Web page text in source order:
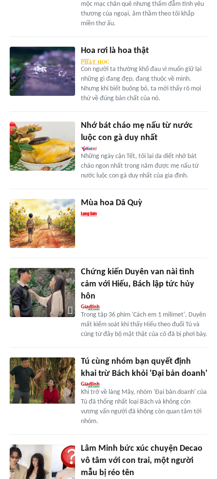
mộc mạc chân quê nhưng thấm đẫm tình yêu
thương của ngoại, âm thầm theo tôi khắp
miền thơ ấu.
Hoa rơi là hoa thật
Con người ta thường khổ đau vì muốn giữ lại
những gì đang đẹp, đang thuộc về mình.
Nhưng khi biết buông bỏ, ta mới thấy rõ mọi
thứ về đúng bản chất của nó.
Nhớ bát cháo mẹ nấu từ nước
luộc con gà duy nhất
Những ngày cận Tết, tôi lại da diết nhớ bát
cháo ngon nhất trong năm được mẹ nấu từ
nước luộc con gà duy nhất của gia đình.
Mùa hoa Dã Quỳ
Chứng kiến Duyên van nài tình
cảm với Hiếu, Bách lập tức hủy
hôn
Trong tập 36 phim 'Cách em 1 milimet', Duyên
mất kiểm soát khi thấy Hiếu theo đuổi Tú và
cũng từ đây bộ mặt thật của cô đã bị phơi bày.
Tú cùng nhóm bạn quyết định
khai trừ Bách khỏi 'Đại bản doanh'
Khi trở về làng Mây, nhóm 'Đại bản doanh' của
Tú đã thống nhất loại Bách và không còn
vương vấn người đã không còn quan tâm tới
nhóm.
Lâm Minh bức xúc chuyện Decao
vô tâm với con trai, một người
mẫu bị réo tên